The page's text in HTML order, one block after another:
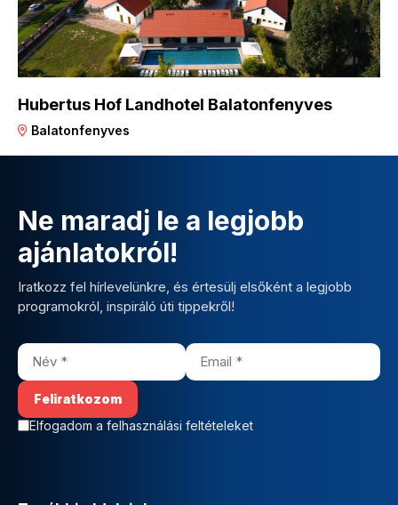
Hubertus Hof Landhotel Balatonfenyves
Balatonfenyves
Ne maradj le a legjobb
ajánlatokról!
Iratkozz fel hírlevelünkre, és értesülj elsőként a legjobb
programokról, inspiráló úti tippekről!
Elfogadom a felhasználási feltételeket